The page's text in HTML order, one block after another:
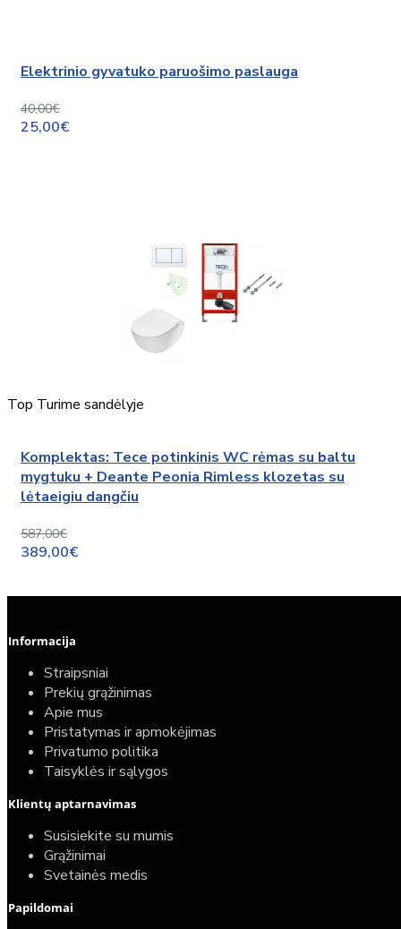
Elektrinio gyvatuko paruošimo paslauga
40,00€
25,00€
Top Turime sandėlyje
Komplektas: Tece potinkinis WC rėmas su baltu
mygtuku + Deante Peonia Rimless klozetas su
lėtaeigiu dangčiu
587,00€
389,00€
Informacija
Straipsniai
Prekių grąžinimas
Apie mus
Pristatymas ir apmokėjimas
Privatumo politika
Taisyklės ir sąlygos
Klientų aptarnavimas
Susisiekite su mumis
Grąžinimai
Svetainės medis
Papildomai